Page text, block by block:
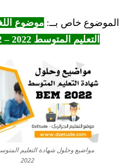
الموضوع خاص بــ: موضوع
التعليم المتوسط 2022 – BEM 2022
2022